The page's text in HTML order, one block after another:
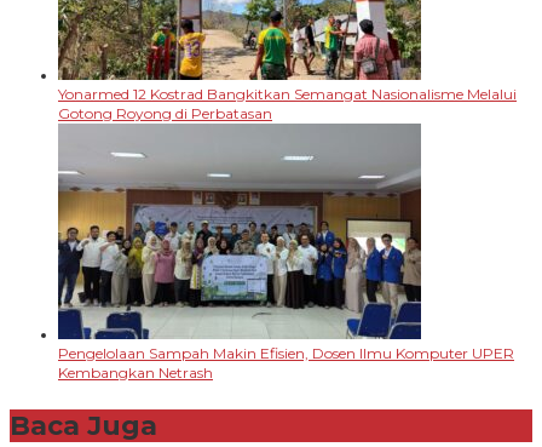
Yonarmed 12 Kostrad Bangkitkan Semangat Nasionalisme Melalui
Gotong Royong di Perbatasan
Pengelolaan Sampah Makin Efisien, Dosen Ilmu Komputer UPER
Kembangkan Netrash
Baca Juga